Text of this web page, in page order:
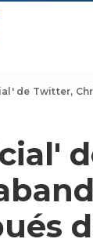
Twitter, Chrissy